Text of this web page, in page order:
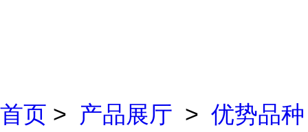
首页 > 产品展厅 > 优势品种